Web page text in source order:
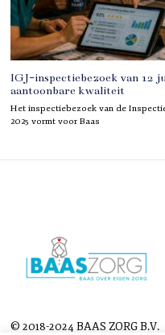
IGJ-inspectiebezoek van 12
aantoonbare kwaliteit
Het inspectiebezoek van de
2025 vormt voor Baas
© 2018-2024 BAAS ZORG B.V.